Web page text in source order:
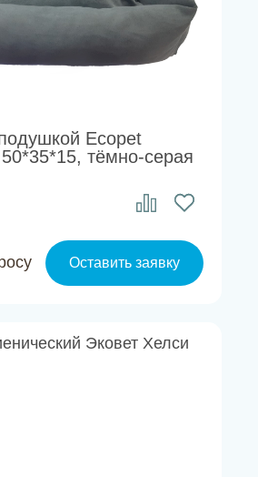
Ecopet
тёмно-серая
Оставить заявку